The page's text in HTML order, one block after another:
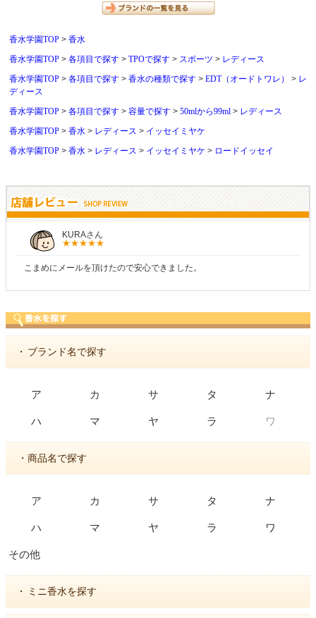
香水学園TOP
香水
香水学園TOP
各項目で探す TPOで探す スポーツ
レディース
香水学園TOP
各項目で探す 香水の種類で探す EDT（オードトワレ）
レ
ディース
香水学園TOP
各項目で探す 容量で探す 50mlから99ml
レディース
香水学園TOP
香水 レディース
イッセイミヤケ
香水学園TOP
香水 レディース イッセイミヤケ ロードイッセイ
しらすさん
商品が早く届いたのでよかったです。また利用させてもらいます！
・ ブランド名で探す
ア カ サ タ ナ
ハ マ ヤ ラ ワ
・商品名で探す
ア カ サ タ ナ
ハ マ ヤ ラ ワ
その他
・ ミニ香水を探す